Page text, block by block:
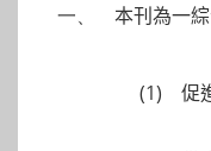
一、 本刊為一
(1) 促